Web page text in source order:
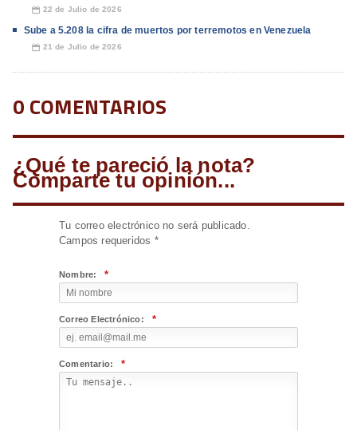
📅 22 de Julio de 2026
Sube a 5.208 la cifra de muertos por terremotos en Venezuela
📅 21 de Julio de 2026
0 COMENTARIOS
¿Qué te pareció la nota?
Comparte tu opinión...
Tu correo electrónico no será publicado.
Campos requeridos *
Nombre: *
Correo Electrónico: *
Comentario: *